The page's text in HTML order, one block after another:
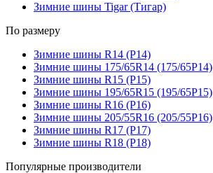
Зимние шины Tigar (Тигар)
По размеру
Зимние шины R14 (Р14)
Зимние шины 175/65R14 (175/65Р14)
Зимние шины R15 (Р15)
Зимние шины 195/65R15 (195/65Р15)
Зимние шины R16 (Р16)
Зимние шины 205/55R16 (205/55Р16)
Зимние шины R17 (Р17)
Зимние шины R18 (Р18)
Популярные производители